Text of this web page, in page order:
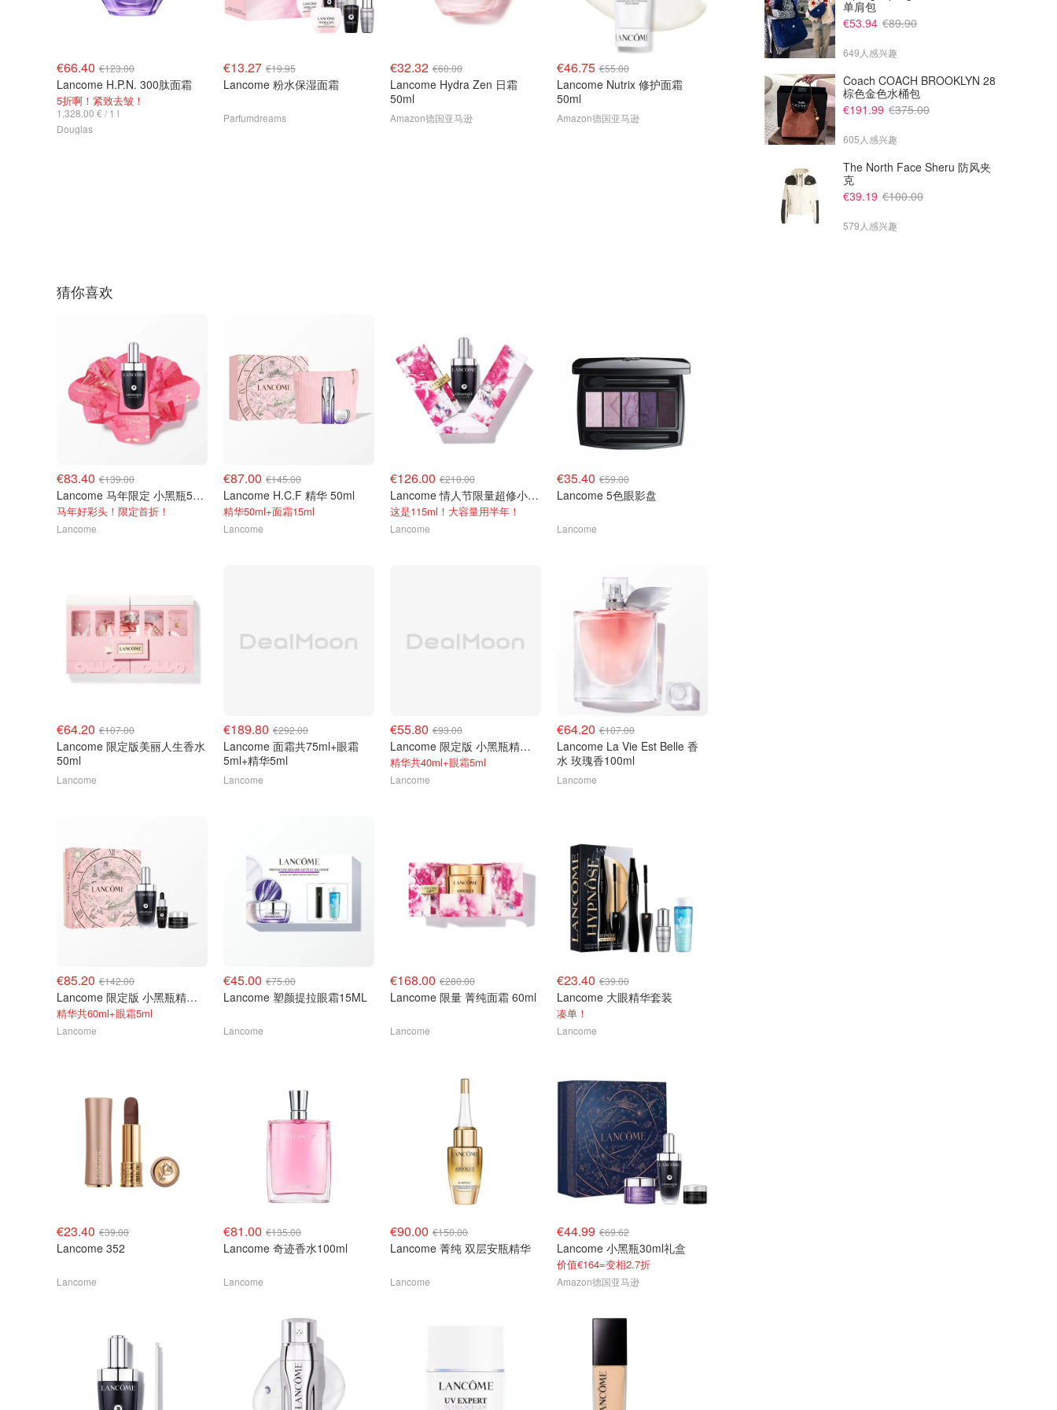
€66.40 €123.00
Lancome H.P.N. 300肽面霜
5折啊！紧致去皱！
1,328.00 € / 1 l
Douglas
€13.27 €19.95
Lancome 粉水保湿面霜
Parfumdreams
€32.32 €60.00
Lancome Hydra Zen 日霜
50ml
Amazon德国亚马逊
€46.75 €55.00
Lancome Nutrix 修护面霜
50ml
Amazon德国亚马逊
Lancome Renergie 套装 高效
抗老 4件装
Amazon德国亚马逊
Lancome Hydra Zen 日霜 48
小时保湿
Amazon德国亚马逊
猜你喜欢
€83.40 €139.00
Lancome 马年限定 小黑瓶50ml
马年好彩头！限定首折！
Lancome
€87.00 €145.00
Lancome H.C.F 精华 50ml
精华50ml+面霜15ml
Lancome
€126.00 €210.00
Lancome 情人节限量超修小黑瓶 115ml
这是115ml！大容量用半年！
Lancome
€35.40 €59.00
Lancome 5色眼影盘
Lancome
€64.20 €107.00
Lancome 限定版美丽人生香水
50ml
Lancome
€189.80 €292.00
Lancome 面霜共75ml+眼霜
5ml+精华5ml
Lancome
€55.80 €93.00
Lancome 限定版 小黑瓶精华套装 30ml
精华共40ml+眼霜5ml
Lancome
€64.20 €107.00
Lancome La Vie Est Belle 香
水 玫瑰香100ml
Lancome
€85.20 €142.00
Lancome 限定版 小黑瓶精华套装50ml
精华共60ml+眼霜5ml
Lancome
€45.00 €75.00
Lancome 塑颜提拉眼霜15ML
Lancome
€168.00 €280.00
Lancome 限量 菁纯面霜 60ml
Lancome
€23.40 €39.00
Lancome 大眼精华套装
凑单！
Lancome
€23.40 €39.00
Lancome 352
Lancome
€81.00 €135.00
Lancome 奇迹香水100ml
Lancome
€90.00 €150.00
Lancome 菁纯 双层安瓶精华
Lancome
€44.99 €69.62
Lancome 小黑瓶30ml礼盒
价值€164=变相2.7折
Amazon德国亚马逊
单肩包
€53.94 €89.90
649人感兴趣
Coach COACH BROOKLYN 28
棕色金色水桶包
€191.99 €375.00
605人感兴趣
The North Face Sheru 防风夹
克
€39.19 €100.00
579人感兴趣